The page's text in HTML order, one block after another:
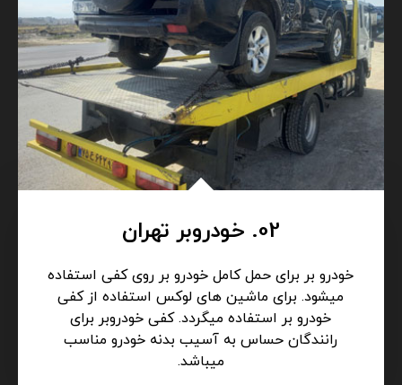
02. خودروبر تهران
خودرو بر برای حمل کامل خودرو بر روی کفی استفاده
میشود. برای ماشین های لوکس استفاده از کفی
خودرو بر استفاده میگردد. کفی خودروبر برای
رانندگان حساس به آسیب بدنه خودرو مناسب
میباشد.